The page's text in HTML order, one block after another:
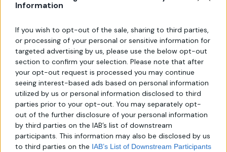
Information
If you wish to opt-out of the sale, sharing to third parties,
or processing of your personal or sensitive information for
targeted advertising by us, please use the below opt-out
section to confirm your selection. Please note that after
your opt-out request is processed you may continue
seeing interest-based ads based on personal information
utilized by us or personal information disclosed to third
parties prior to your opt-out. You may separately opt-
out of the further disclosure of your personal information
by third parties on the IAB’s list of downstream
participants. This information may also be disclosed by us
to third parties on the IAB’s List of Downstream Participants
Κωδικός Προϊόντος:SKU-000003
Κατηγορία: Καθρέπτες Μπάνιου
Share :